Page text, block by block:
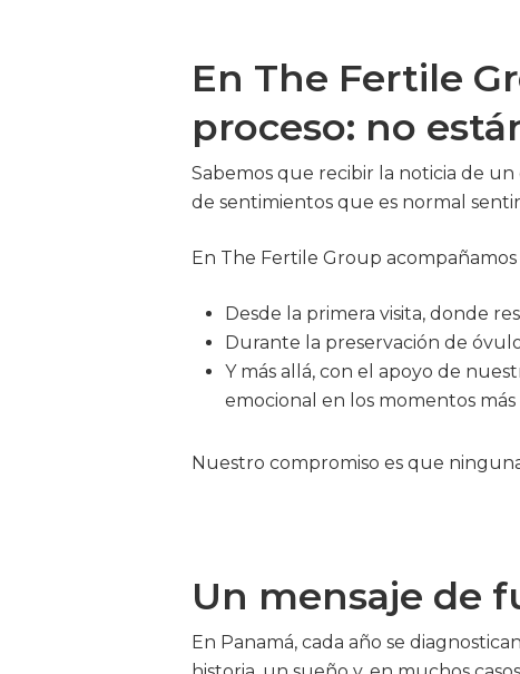
En The Fertile
proceso: no
Sabemos que recibir la noticia de
de sentimientos que es normal
En The Fertile Group
Desde la primera visita, donde
Durante la preservación de
Y más allá, con el apoyo de
emocional en los momentos más
Nuestro compromiso es que
Un mensaje de
En Panamá, cada año se